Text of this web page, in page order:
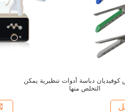
دباسة أدوات تنظيرية يمكن
التخلص منها